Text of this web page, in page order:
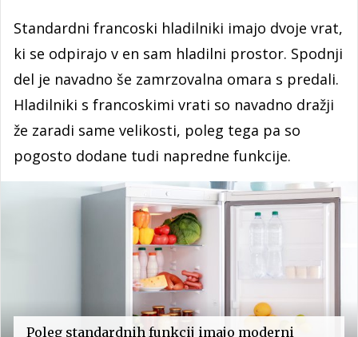
Standardni francoski hladilniki imajo dvoje vrat,
ki se odpirajo v en sam hladilni prostor. Spodnji
del je navadno še zamrzovalna omara s predali.
Hladilniki s francoskimi vrati so navadno dražji
že zaradi same velikosti, poleg tega pa so
pogosto dodane tudi napredne funkcije.
Poleg standardnih funkcij imajo moderni